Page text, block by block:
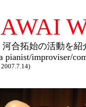
拓始の活動を紹
improviser/